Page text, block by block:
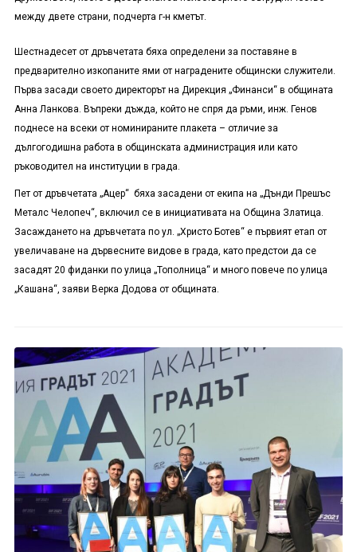
между двете страни, подчерта г-н кметът.
Шестнадесет от дръвчетата бяха определени за поставяне в
предварително изкопаните ями от наградените общински служители.
Първа засади своето директорът на Дирекция „Финанси“ в общината
Анна Ланкова. Въпреки дъжда, който не спря да ръми, инж. Генов
поднесе на всеки от номинираните плакета – отличие за
дългогодишна работа в общинската администрация или като
ръководител на институции в града.
Пет от дръвчетата „Ацер“ бяха засадени от екипа на „Дънди Прешъс
Металс Челопеч“, включил се в инициативата на Община Златица.
Засаждането на дръвчетата по ул. „Христо Ботев“ е първият етап от
увеличаване на дървесните видове в града, като предстои да се
засадят 20 фиданки по улица „Тополница“ и много повече по улица
„Кашана“, заяви Верка Додова от общината.